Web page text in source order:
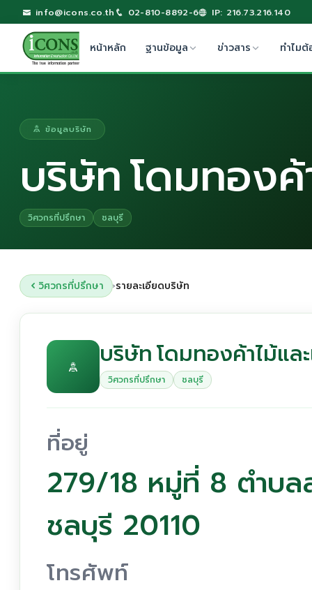
info@icons.co.th 02-810-8892-6 IP: 216.73.216.140
หน้าหลัก ฐานข้อมูล ข่าวสาร ทำไมต้
ข้อมูลบริษัท
บริษัท โดมทองค้
วิศวกรที่ปรึกษา ชลบุรี
วิศวกรที่ปรึกษา ›รายละเอียดบริษัท
บริษัท โดมทองค้าไม้แล
วิศวกรที่ปรึกษา ชลบุรี
ที่อยู่
279/18 หมู่ที่ 8 ตำบล
ชลบุรี 20110
โทรศัพท์